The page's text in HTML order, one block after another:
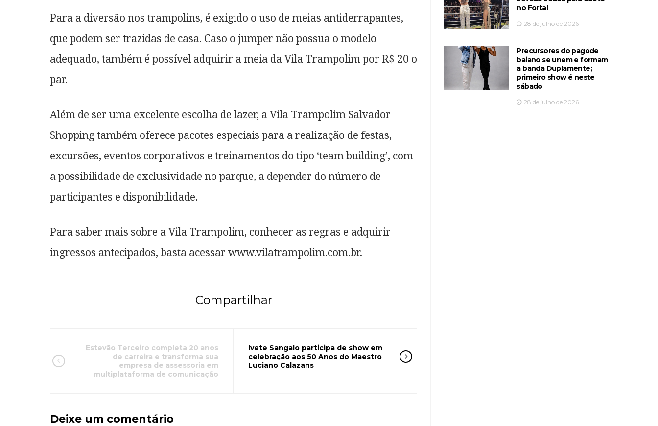
Para a diversão nos trampolins, é exigido o uso de meias antiderrapantes,
que podem ser trazidas de casa. Caso o jumper não possua o modelo
adequado, também é possível adquirir a meia da Vila Trampolim por R$ 20 o
par.
Além de ser uma excelente escolha de lazer, a Vila Trampolim Salvador
Shopping também oferece pacotes especiais para a realização de festas,
excursões, eventos corporativos e treinamentos do tipo ‘team building’, com
a possibilidade de exclusividade no parque, a depender do número de
participantes e disponibilidade.
Para saber mais sobre a Vila Trampolim, conhecer as regras e adquirir
ingressos antecipados, basta acessar www.vilatrampolim.com.br.
Compartilhar
Estevão Terceiro completa 20 anos
de carreira e transforma sua
empresa de assessoria em
multiplataforma de comunicação
Ivete Sangalo participa de show em
celebração aos 50 Anos do Maestro
Luciano Calazans
Deixe um comentário
no Fortal
28 de julho de 2026
Precursores do pagode
baiano se unem e formam
a banda Duplamente;
primeiro show é neste
sábado
28 de julho de 2026